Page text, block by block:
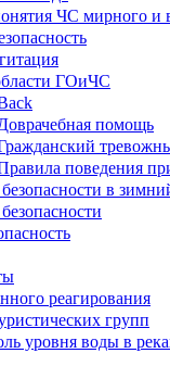
ЧС мирного и
ГОиЧС
помощь
поведения
в
реагирования
групп
уровня воды в